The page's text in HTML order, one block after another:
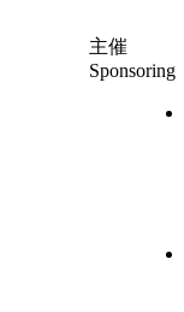
主催
Sponsoring